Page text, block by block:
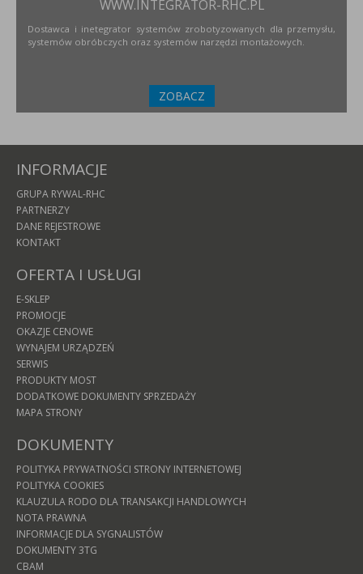
WWW.INTEGRATOR-RHC.PL
Dostawca i inetegrator systemów zrobotyzowanych dla przemysłu,
systemów obróbczych oraz systemów narzędzi montażowych.
ZOBACZ
INFORMACJE
GRUPA RYWAL-RHC
PARTNERZY
DANE REJESTROWE
KONTAKT
OFERTA I USŁUGI
E-SKLEP
PROMOCJE
OKAZJE CENOWE
WYNAJEM URZĄDZEŃ
SERWIS
PRODUKTY MOST
DODATKOWE DOKUMENTY SPRZEDAŻY
MAPA STRONY
DOKUMENTY
POLITYKA PRYWATNOŚCI STRONY INTERNETOWEJ
POLITYKA COOKIES
KLAUZULA RODO DLA TRANSAKCJI HANDLOWYCH
NOTA PRAWNA
INFORMACJE DLA SYGNALISTÓW
DOKUMENTY 3TG
CBAM